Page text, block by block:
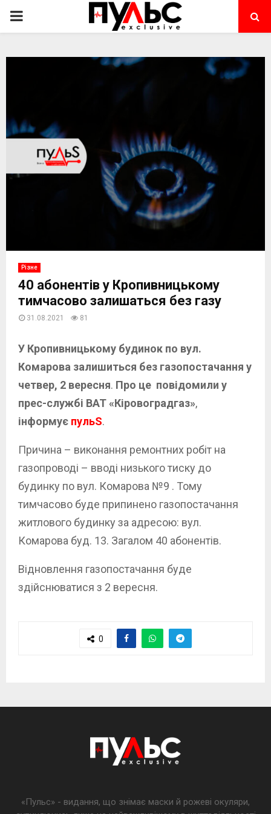
PRIMARY
Різне
40 абонентів у Кропивницькому
тимчасово залишаться без газу
31.08.2021 81
У Кропивницькому будинок по вул.
Комарова залишиться без газопостачання у
четвер, 2 вересня. Про це повідомили у
прес-службі ВАТ «Кіровоградгаз»,
інформує пульS.
Причина – виконання ремонтних робіт на
газопроводі – вводі низького тиску до
будинку по вул. Комарова №9 . Тому
тимчасово буде припинено газопостачання
житлового будинку за адресою: вул.
Комарова буд. 13. Загалом 40 абонентів.
Відновлення газопостачання буде
здійснюватися з 2 вересня.
0
«Пульс» - видання, що знімає маски й рожеві окуляри,